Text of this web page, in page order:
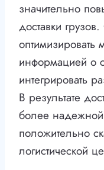
значительно
доставки
оптимизировать
информацией о
интегрировать
В результате
более
положительно
логистической